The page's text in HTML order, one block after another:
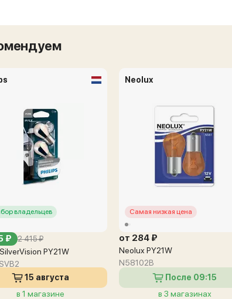
владельцев
₽ 2 415 ₽
PY21W
15 августа
в 1 магазине
Neolux
Самая низкая цена
от 284 ₽
Neolux PY21W
N58102B
После 09:15
в 3 магазинах